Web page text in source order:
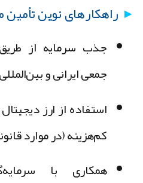
راهکارهای نوین تأمین
جذب سرمایه از طریق
جمعی ایرانی و بین‌المللی
استفاده از ارز دیجیتال
کم‌هزینه (در موارد قانونی)